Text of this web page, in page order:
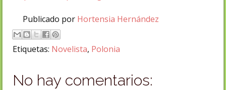
Publicado por Hortensia Hernández
Etiquetas: Novelista, Polonia
No hay comentarios: